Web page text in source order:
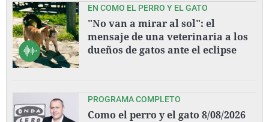
EN COMO EL PERRO Y EL GATO
"No van a mirar al sol": el
mensaje de una veterinaria a los
dueños de gatos ante el eclipse
PROGRAMA COMPLETO
Como el perro y el gato 8/08/2026